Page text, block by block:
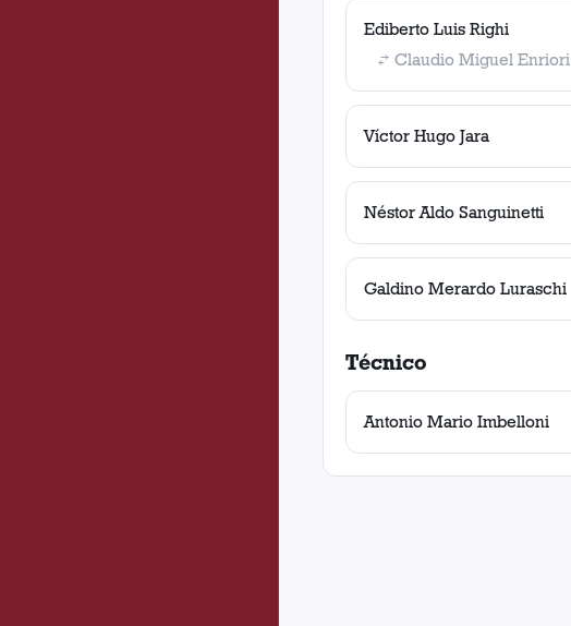
Ediberto Luis Righi
Claudio Miguel Enriori
Víctor Hugo Jara
Néstor Aldo Sanguinetti
Galdino Merardo Luraschi
Técnico
Antonio Mario Imbelloni